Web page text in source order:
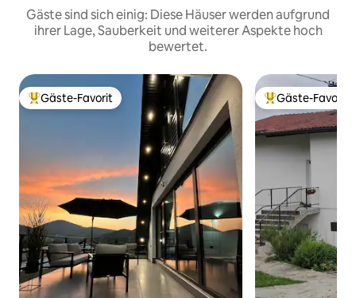
Gäste sind sich einig: Diese Häuser werden aufgrund
ihrer Lage, Sauberkeit und weiterer Aspekte hoch
bewertet.
Beliebter Gäste-Favorit.
Gäste-Favorit Beliebter Gäste-
Gäste-Favorit